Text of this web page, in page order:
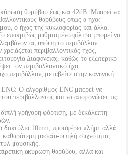
θορύβου έως και 42dB. Μπορεί να
θορύβους όπως ο ήχος
ο ήχος της κυκλοφορίας και άλλα.
ρυθμισμένο φίλτρο μπορεί να
υπόψη το περιβάλλον.
περιβαλλοντικός ήχος,
Διαφάνειας, καθώς το εξωτερικό
τον περιβαλλοντικό ήχο.
περιβάλλον, μεταβείτε στην κανονική
Ο αλγόριθμος ENC μπορεί να
περιβάλλοντος και να απομονώσει τις
γρήγορη φόρτιση, με δεκάλεπτη
δακτύλιο 10mm, προσφέρει πλήρη αλλά
καθαρότερη μεσαία-υψηλή συχνότητα,
μουσικής.
ακύρωση θορύβου, αλλά και